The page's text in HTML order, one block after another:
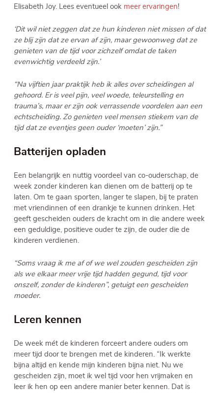
Elisabeth Joy. Lees eventueel ook meer ervaringen!
‘Dit wil niet zeggen dat ze hun kinderen niet missen of dat
ze blij zijn dat ze ervan af zijn, maar gewoonweg dat ze
genieten van de tijd voor zichzelf omdat de taken
evenwichtig verdeeld zijn.’
“Na vijftien jaar praktijk heb ik alles over scheidingen al
gehoord. Er is veel pijn, veel woede, teleurstelling en
trauma’s, maar er zijn ook verrassende voordelen aan een
echtscheiding. Zo genieten veel mensen stiekem van de
tijd dat ze eventjes geen ouder ‘moeten’ zijn.”
Batterijen opladen
Een belangrijk en nuttig voordeel van co-ouderschap, de
week zonder kinderen kan dienen om de batterij op te
laten. Om te gaan sporten, langer te slapen, bij te praten
met vriendinnen of een drankje te kunnen drinken. Het
geeft gescheiden ouders de kracht om in die andere week
een geduldige, positieve ouder te zijn, de ouder die de
kinderen verdienen.
“Soms vraag ik me af of we wel zouden gescheiden zijn
als we elkaar meer vrije tijd hadden gegund, tijd voor
onszelf, zonder de kinderen”, getuigt een gescheiden
moeder.
Leren kennen
De week mét de kinderen forceert andere ouders om
meer tijd door te brengen met de kinderen. “Ik werkte
bijna altijd en kende mijn kinderen bijna niet. Nu we
gescheiden zijn, moet ik wel tijd voor hen vrijmaken en
leer ik hen op een andere manier beter kennen. Dat is